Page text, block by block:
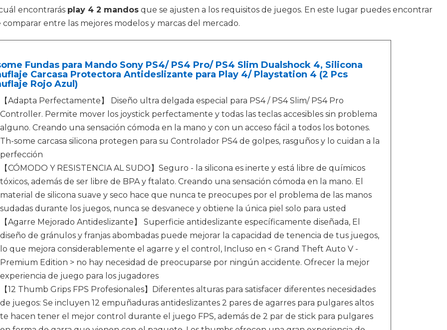
encontrarás play 4 2 mandos que se ajusten a los requisitos de juegos. En este lugar puedes encontrar
entre las mejores modelos y marcas del mercado.
Fundas para Mando Sony PS4/ PS4 Pro/ PS4 Slim Dualshock 4, Silicona
Carcasa Protectora Antideslizante para Play 4/ Playstation 4 (2 Pcs
Rojo Azul)
【Adapta Perfectamente】 Diseño ultra delgada especial para PS4 / PS4 Slim/ PS4 Pro
Controller. Permite mover los joystick perfectamente y todas las teclas accesibles sin problema
alguno. Creando una sensación cómoda en la mano y con un acceso fácil a todos los botones.
Th-some carcasa silicona protegen para su Controlador PS4 de golpes, rasguños y lo cuidan a la
perfección
【CÓMODO Y RESISTENCIA AL SUDO】Seguro - la silicona es inerte y está libre de químicos
tóxicos, además de ser libre de BPA y ftalato. Creando una sensación cómoda en la mano. El
material de silicona suave y seco hace que nunca te preocupes por el problema de las manos
sudadas durante los juegos, nunca se desvanece y obtiene la única piel solo para usted
【Agarre Mejorado Antideslizante】 Superficie antideslizante específicamente diseñada, El
diseño de gránulos y franjas abombadas puede mejorar la capacidad de tenencia de tus juegos,
lo que mejora considerablemente el agarre y el control, Incluso en < Grand Theft Auto V -
Premium Edition > no hay necesidad de preocuparse por ningún accidente. Ofrecer la mejor
experiencia de juego para los jugadores
【12 Thumb Grips FPS Profesionales】Diferentes alturas para satisfacer diferentes necesidades
de juegos: Se incluyen 12 empuñaduras antideslizantes 2 pares de agarres para pulgares altos
te hacen tener el mejor control durante el juego FPS, además de 2 par de stick para pulgares